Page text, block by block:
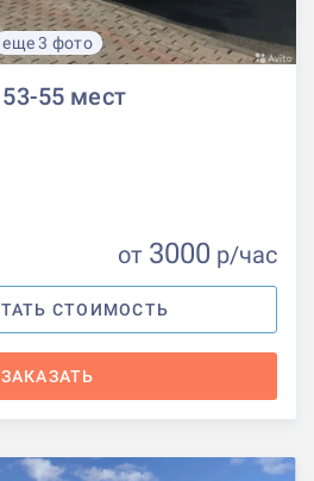
еще 3 фото
55 мест
от 3000 р/час
СТОИМОСТЬ
ЗАКАЗАТЬ